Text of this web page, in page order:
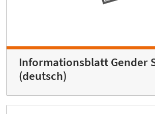
Informationsblatt Gender
(deutsch)